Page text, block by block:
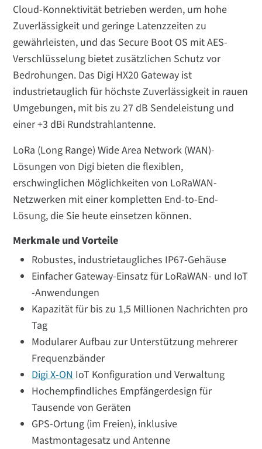
Cloud-Konnektivität betrieben werden, um hohe
Zuverlässigkeit und geringe Latenzzeiten zu
gewährleisten, und das Secure Boot OS mit AES-
Verschlüsselung bietet zusätzlichen Schutz vor
Bedrohungen. Das Digi HX20 Gateway ist
industrietauglich für höchste Zuverlässigkeit in rauen
Umgebungen, mit bis zu 27 dB Sendeleistung und
einer +3 dBi Rundstrahlantenne.
LoRa (Long Range) Wide Area Network (WAN)-
Lösungen von Digi bieten die flexiblen,
erschwinglichen Möglichkeiten von LoRaWAN-
Netzwerken mit einer kompletten End-to-End-
Lösung, die Sie heute einsetzen können.
Merkmale und Vorteile
Robustes, industrietaugliches IP67-Gehäuse
Einfacher Gateway-Einsatz für LoRaWAN- und IoT
-Anwendungen
Kapazität für bis zu 1,5 Millionen Nachrichten pro
Tag
Modularer Aufbau zur Unterstützung mehrerer
Frequenzbänder
Digi X-ONIoT Konfiguration und Verwaltung
Hochempfindliches Empfängerdesign für
Tausende von Geräten
GPS-Ortung (im Freien), inklusive
Mastmontagesatz und Antenne